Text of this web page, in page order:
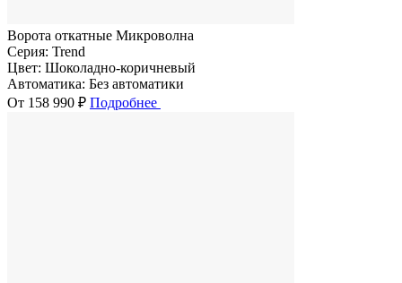
Ворота откатные Микроволна
Серия: Trend
Цвет: Шоколадно-коричневый
Автоматика: Без автоматики
От 158 990 ₽ Подробнее